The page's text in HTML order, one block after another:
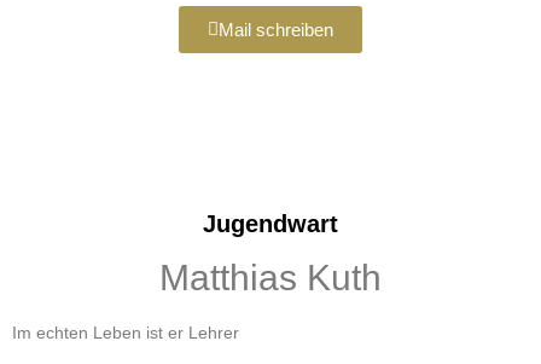
Mail schreiben
Jugendwart
Matthias Kuth
Im echten Leben ist er Lehrer